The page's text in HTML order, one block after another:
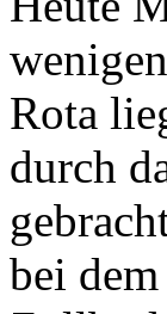
Rota
durch
bei